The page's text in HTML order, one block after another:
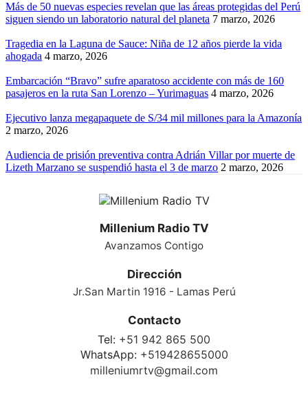
Más de 50 nuevas especies revelan que las áreas protegidas del Perú
siguen siendo un laboratorio natural del planeta 7 marzo, 2026
Tragedia en la Laguna de Sauce: Niña de 12 años pierde la vida
ahogada 4 marzo, 2026
Embarcación “Bravo” sufre aparatoso accidente con más de 160
pasajeros en la ruta San Lorenzo – Yurimaguas 4 marzo, 2026
Ejecutivo lanza megapaquete de S/34 mil millones para la Amazonía
2 marzo, 2026
Audiencia de prisión preventiva contra Adrián Villar por muerte de
Lizeth Marzano se suspendió hasta el 3 de marzo 2 marzo, 2026
Millenium Radio TV
Avanzamos Contigo
Dirección
Jr.San Martin 1916 - Lamas Perú
Contacto
Tel: +51 942 865 500
WhatsApp: +519428655000
milleniumrtv@gmail.com